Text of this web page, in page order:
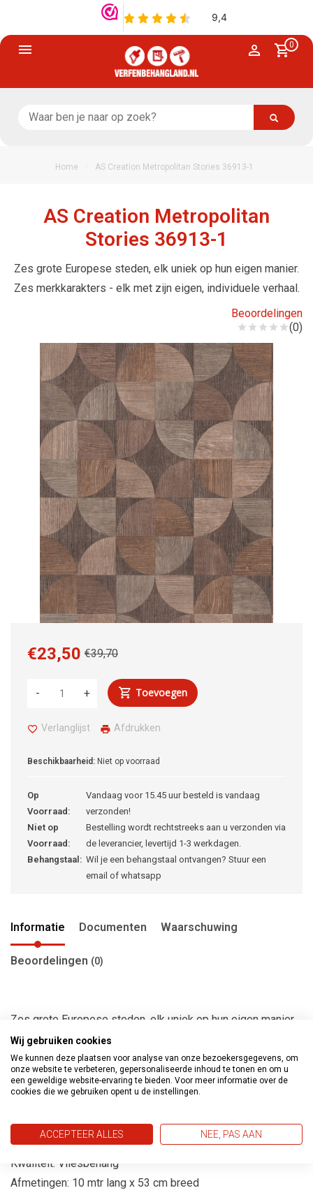
0
Home AS Creation Metropolitan Stories 36913-1
AS Creation Metropolitan
Stories 36913-1
Zes grote Europese steden, elk uniek op hun eigen manier.
Zes merkkarakters - elk met zijn eigen, individuele verhaal.
Beoordelingen
(0)
€39,70
€23,50
+
- Toevoegen
Verlanglijst Afdrukken
Beschikbaarheid: Niet op voorraad
Op
Voorraad:
Vandaag voor 15.45 uur besteld is vandaag
verzonden!
Niet op
Voorraad:
Bestelling wordt rechtstreeks aan u verzonden via
de leverancier, levertijd 1-3 werkdagen.
Behangstaal: Wil je een behangstaal ontvangen? Stuur een
email of whatsapp
Informatie Documenten Waarschuwing
Beoordelingen (0)
Zes grote Europese steden, elk uniek op hun eigen manier.
Zes merkkarakters -elk met zijn eigen, individuele verhaal.
Allemaal verbonden door hun exclusieve stijl, hun
smaakvolle ontwerp en hun moderne en authentieke
nonchalance voor het leven en om te leven.
beste vriend tegelijkertijd.
Kwaliteit: Vliesbehang
Afmetingen: 10 mtr lang x 53 cm breed
Wij gebruiken cookies
We kunnen deze plaatsen voor analyse van onze bezoekersgegevens, om
onze website te verbeteren, gepersonaliseerde inhoud te tonen en om u
een geweldige website-ervaring te bieden. Voor meer informatie over de
cookies die we gebruiken opent u de instellingen.
ACCEPTEER ALLES NEE, PAS AAN